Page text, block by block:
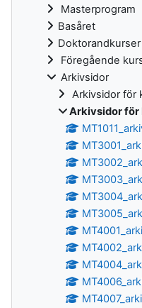
Masterprogram
Basåret
Föregående
Arkivsidor
Arkivsidor för
Arkivsidor för